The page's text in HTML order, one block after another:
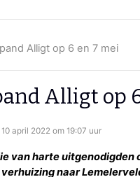
Alligt op 6 en 7 mei
Alligt op
april 2022 om 19:07 uur
van harte uitgenodigden
naar